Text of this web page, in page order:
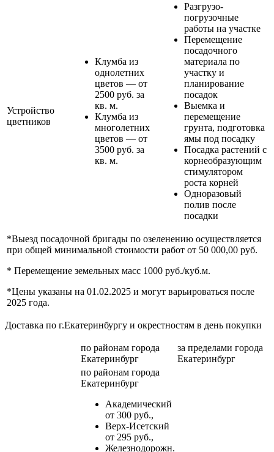
Устройство
цветников
Клумба из
однолетних
цветов — от
2500 руб. за
кв. м.
Клумба из
многолетних
цветов — от
3500 руб. за
кв. м.
Разгрузо-
погрузочные
работы на участке
Перемещение
посадочного
материала по
участку и
планирование
посадок
Выемка и
перемещение
грунта, подготовка
ямы под посадку
Посадка растений с
корнеобразующим
стимулятором
роста корней
Одноразовый
полив после
посадки
*Выезд посадочной бригады по озеленению осуществляется
при общей минимальной стоимости работ от 50 000,00 руб.
* Перемещение земельных масс 1000 руб./куб.м.
*Цены указаны на 01.02.2025 и могут варьироваться после
2025 года.
Доставка по г.Екатеринбургу и окрестностям в день покупки
по районам города
Екатеринбург
за пределами города
Екатеринбург
по районам города
Екатеринбург
Академический
от 300 руб.,
Верх-Исетский
от 295 руб.,
Железнодорожн.